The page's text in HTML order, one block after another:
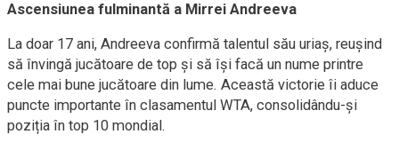
Ascensiunea fulminantă a Mirrei Andreeva
La doar 17 ani, Andreeva confirmă talentul său uriaș, reușind
să învingă jucătoare de top și să își facă un nume printre
cele mai bune jucătoare din lume. Această victorie îi aduce
puncte importante în clasamentul WTA, consolidându-și
poziția în top 10 mondial.